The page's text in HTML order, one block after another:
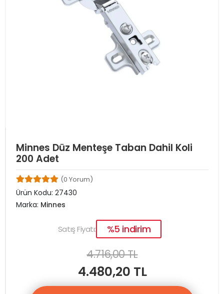
Minnes Düz Menteşe Taban Dahil Koli
200 Adet
(0 Yorum)
Ürün Kodu: 27430
Marka: Minnes
Satış Fiyatı: %5 indirim
4.716,00 TL
4.480,20 TL